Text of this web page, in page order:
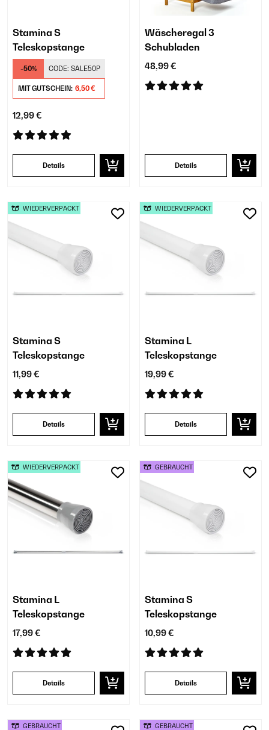
Stamina S
Teleskopstange
-50% CODE: SALE50P
MIT GUTSCHEIN: 6,50 €
12,99 €
Details
Wäscheregal 3
Schubladen
48,99 €
Details
Stamina S
Teleskopstange
11,99 €
Details
WIEDERVERPACKT
Stamina L
Teleskopstange
19,99 €
Details
WIEDERVERPACKT
Stamina L
Teleskopstange
17,99 €
Details
WIEDERVERPACKT
Stamina S
Teleskopstange
10,99 €
Details
GEBRAUCHT
GEBRAUCHT GEBRAUCHT